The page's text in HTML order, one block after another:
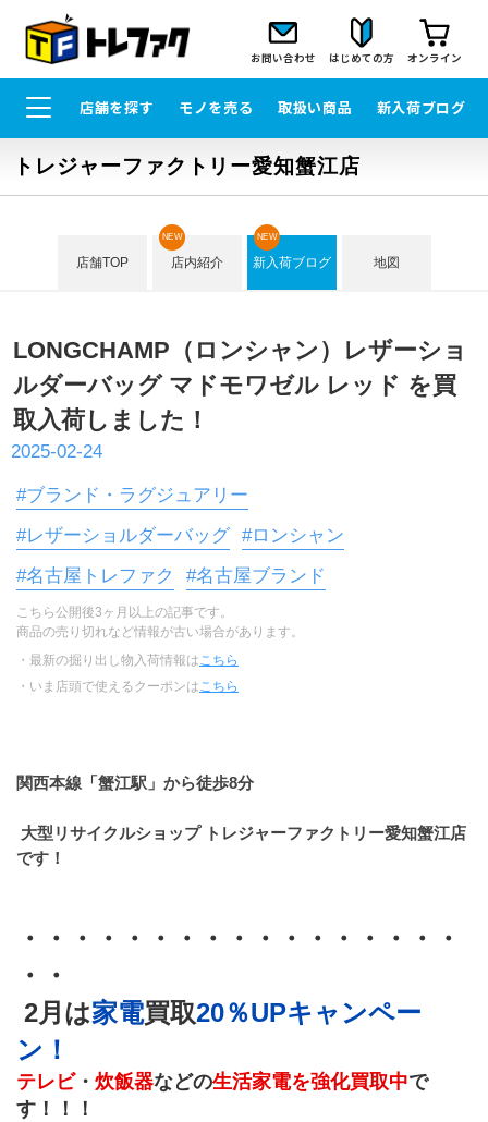
お問い合わせ はじめての方 オンライン
店舗を探す モノを売る 取扱い商品 新入荷ブログ
トレジャーファクトリー愛知蟹江店
店舗TOP 店内紹介
NEW
新入荷ブログ
NEW
地図
LONGCHAMP（ロンシャン）レザーショ
ルダーバッグ マドモワゼル レッド を買
取入荷しました！
2025-02-24
#ブランド・ラグジュアリー
#レザーショルダーバッグ #ロンシャン
#名古屋トレファク
#名古屋ブランド
こちら公開後3ヶ月以上の記事です。
商品の売り切れなど情報が古い場合があります。
・最新の掘り出し物入荷情報は こちら
・いま店頭で使えるクーポンは こちら
関西本線「蟹江駅」から徒歩8分
です！
・・・・・・・・・・・・・・・・・
・・
2月は家電買取20％UPキャンペー
ン！
テレビ・ 炊飯器などの生活家電を強化買取中で
す！！！